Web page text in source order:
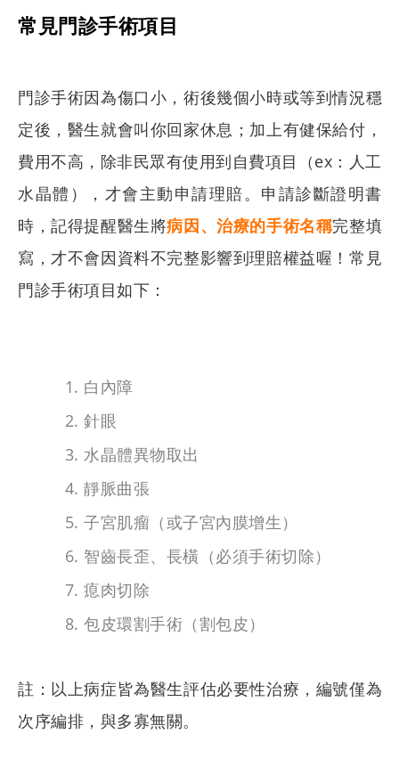
常見門診手術項目
門診手術因為傷口小，術後幾個小時或等到情況穩
定後，醫生就會叫你回家休息；加上有健保給付，
費用不高，除非民眾有使用到自費項目（ex：人工
水晶體），才會主動申請理賠。申請診斷證明書
時，記得提醒醫生將病因、治療的手術名稱完整填
寫，才不會因資料不完整影響到理賠權益喔！常見
門診手術項目如下：
白內障
針眼
水晶體異物取出
靜脈曲張
子宮肌瘤（或子宮內膜增生）
智齒長歪、長橫（必須手術切除）
瘜肉切除
包皮環割手術（割包皮）
註：以上病症皆為醫生評估必要性治療，編號僅為
次序編排，與多寡無關。